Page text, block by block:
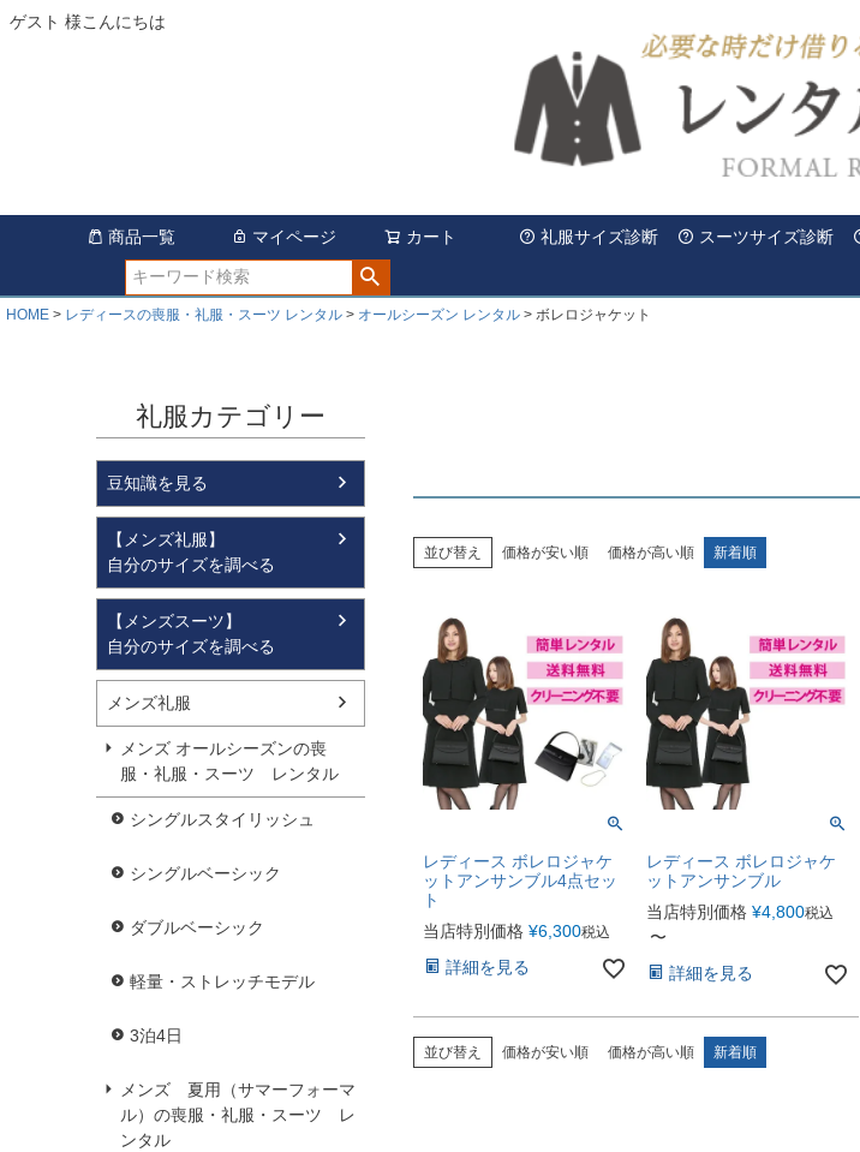
ゲスト 様こんにちは
商品一覧 マイページ カート 礼服サイズ診断 スーツサイズ診断
HOME レディースの喪服・礼服・スーツ レンタル オールシーズン レンタル ボレロジャケット
礼服カテゴリー
豆知識を見る
【メンズ礼服】
自分のサイズを調べる
【メンズスーツ】
自分のサイズを調べる
メンズ礼服
メンズ オールシーズンの喪
服・礼服・スーツ レンタル
シングルスタイリッシュ
シングルベーシック
ダブルベーシック
軽量・ストレッチモデル
3泊4日
メンズ 夏用（サマーフォーマ
ル）の喪服・礼服・スーツ レ
ンタル
並び替え 価格が安い順 価格が高い順 新着順
レディース ボレロジャケ
ットアンサンブル4点セッ
ト
当店特別価格 ¥6,300税込
詳細を見る
レディース ボレロジャケ
ットアンサンブル
当店特別価格 ¥4,800税込
〜
詳細を見る
並び替え 価格が安い順 価格が高い順 新着順